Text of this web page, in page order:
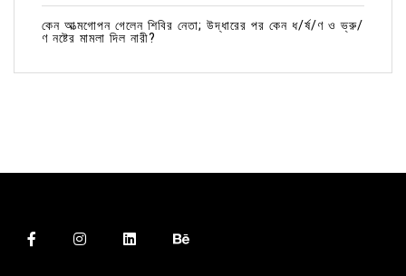
কেন আত্মগোপন গেলেন শিবির নেতা; উদ্ধারের পর কেন ধ/র্ষ/ণ ও ভ্রু/
ণ নষ্টের মামলা দিল নারী?